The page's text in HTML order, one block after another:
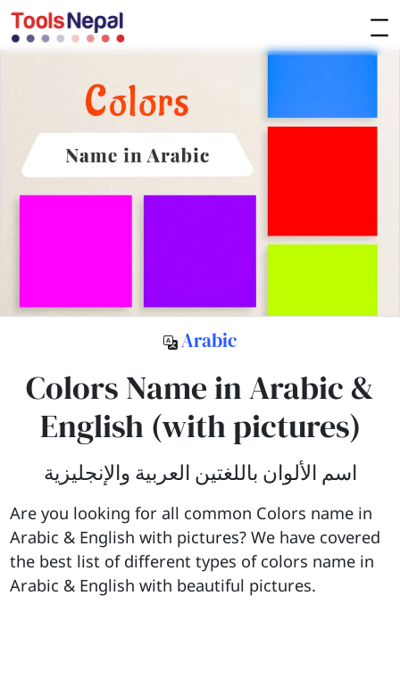
Arabic
Colors Name in Arabic &
English (with pictures)
اسم الألوان باللغتين العربية والإنجليزية
Are you looking for all common Colors name in
Arabic & English with pictures? We have covered
the best list of different types of colors name in
Arabic & English with beautiful pictures.